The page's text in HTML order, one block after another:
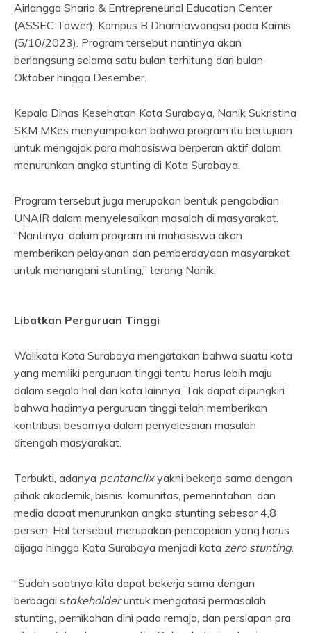
Airlangga Sharia & Entrepreneurial Education Center
(ASSEC Tower), Kampus B Dharmawangsa pada Kamis
(5/10/2023). Program tersebut nantinya akan
berlangsung selama satu bulan terhitung dari bulan
Oktober hingga Desember.
Kepala Dinas Kesehatan Kota Surabaya, Nanik Sukristina
SKM MKes menyampaikan bahwa program itu bertujuan
untuk mengajak para mahasiswa berperan aktif dalam
menurunkan angka stunting di Kota Surabaya.
Program tersebut juga merupakan bentuk pengabdian
UNAIR dalam menyelesaikan masalah di masyarakat.
“Nantinya, dalam program ini mahasiswa akan
memberikan pelayanan dan pemberdayaan masyarakat
untuk menangani stunting,” terang Nanik.
Libatkan Perguruan Tinggi
Walikota Kota Surabaya mengatakan bahwa suatu kota
yang memiliki perguruan tinggi tentu harus lebih maju
dalam segala hal dari kota lainnya. Tak dapat dipungkiri
bahwa hadirnya perguruan tinggi telah memberikan
kontribusi besarnya dalam penyelesaian masalah
ditengah masyarakat.
Terbukti, adanya pentahelixyakni bekerja sama dengan
pihak akademik, bisnis, komunitas, pemerintahan, dan
media dapat menurunkan angka stunting sebesar 4,8
persen. Hal tersebut merupakan pencapaian yang harus
dijaga hingga Kota Surabaya menjadi kota zero stunting.
“Sudah saatnya kita dapat bekerja sama dengan
berbagai stakeholderuntuk mengatasi permasalah
stunting, pernikahan dini pada remaja, dan persiapan pra